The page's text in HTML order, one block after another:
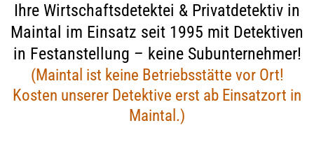
Ihre Wirtschaftsdetektei & Privatdetektiv in
Maintal im Einsatz seit 1995 mit Detektiven
in Festanstellung – keine Subunternehmer!
(Maintal ist keine Betriebsstätte vor Ort!
Kosten unserer Detektive erst ab Einsatzort in
Maintal.)